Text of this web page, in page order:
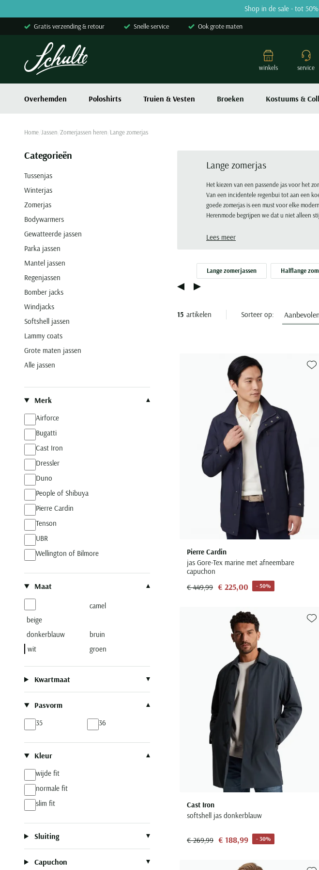
Shop in de sale - tot
Gratis verzending & retour Snelle service Ook grote maten
Overhemden Poloshirts Truien & Vesten Broeken Kostuums &
winkels service
Home Jassen Zomerjassen heren Lange zomerjas
Lange zomerjas
Het kiezen van een passende jas voor het
Van een incidentele regenbui tot aan een
goede zomerjas is een must voor elke
Herenmode begrijpen we dat u niet alleen
Lees meer
Lange zomerjassen Halflange
Categorieën
Tussenjas
Winterjas
Zomerjas
Bodywarmers
Gewatteerde jassen
Parka jassen
Mantel jassen
Regenjassen
Bomber jacks
Windjacks
Softshell jassen
Lammy coats
Grote maten jassen
Alle jassen
Merk
Airforce
Bugatti
Cast Iron
Dressler
Duno
People of Shibuya
Pierre Cardin
Tenson
UBR
Wellington of Bilmore
Maat
beige
camel
donkerblauw
bruin
wit
groen
Kwartmaat
Pasvorm
35 36
Kleur
wijde fit
normale fit
slim fit
Sluiting
Capuchon
15 artikelen Sorteer op:
Pierre Cardin
jas Gore-Tex marine met afneembare
capuchon
€ 449,99 € 225,00 - 50%
Cast Iron
softshell jas donkerblauw
€ 269,99 € 188,99 - 30%